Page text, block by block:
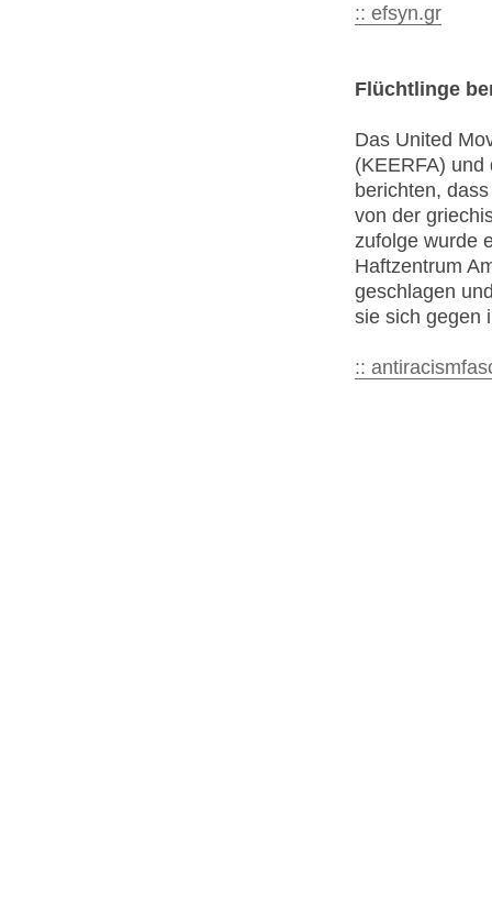
:: efsyn.gr
Flüchtlinge
Das United
(KEERFA)
berichten,
von der
zufolge wurde
Haftzentrum
geschlagen
sie sich gegen
::